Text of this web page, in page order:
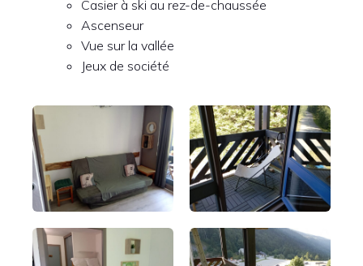
Casier à ski au rez-de-chaussée
Ascenseur
Vue sur la vallée
Jeux de société